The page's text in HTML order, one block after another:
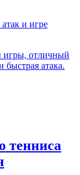
и игре
игры, отличный
быстрая атака.
тенниса